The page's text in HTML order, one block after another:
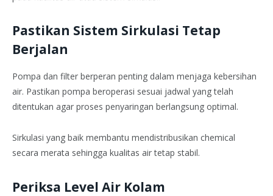
Pastikan Sistem Sirkulasi Tetap
Berjalan
Pompa dan filter berperan penting dalam menjaga kebersihan
air. Pastikan pompa beroperasi sesuai jadwal yang telah
ditentukan agar proses penyaringan berlangsung optimal.
Sirkulasi yang baik membantu mendistribusikan chemical
secara merata sehingga kualitas air tetap stabil.
Periksa Level Air Kolam